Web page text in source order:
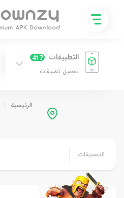
التطبيقات 417
تحميل تطبيقات
الرئيسية
التصنيفات